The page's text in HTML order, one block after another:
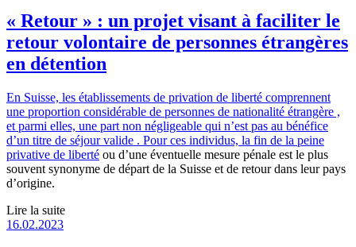
« Retour » : un projet visant à faciliter le
retour volontaire de personnes étrangères
en détention
En Suisse, les établissements de privation de liberté comprennent
une proportion considérable de personnes de nationalité étrangère ,
et parmi elles, une part non négligeable qui n’est pas au bénéfice
d’un titre de séjour valide . Pour ces individus, la fin de la peine
privative de liberté ou d’une éventuelle mesure pénale est le plus
souvent synonyme de départ de la Suisse et de retour dans leur pays
d’origine.
Lire la suite
16.02.2023